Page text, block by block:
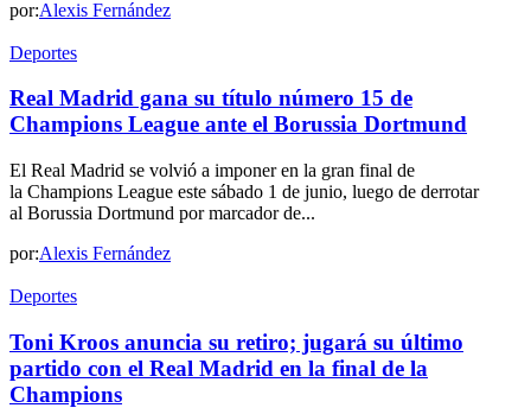
por:Alexis Fernández
Deportes
Real Madrid gana su título número 15 de
Champions League ante el Borussia Dortmund
El Real Madrid se volvió a imponer en la gran final de
la Champions League este sábado 1 de junio, luego de derrotar
al Borussia Dortmund por marcador de...
por:Alexis Fernández
Deportes
Toni Kroos anuncia su retiro; jugará su último
partido con el Real Madrid en la final de la
Champions